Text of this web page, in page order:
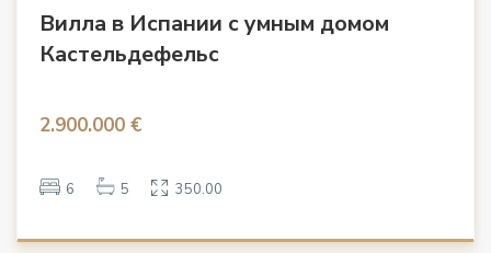
Вилла в Испании с умным домом
Кастельдефельс
2.900.000 €
6 5 350.00